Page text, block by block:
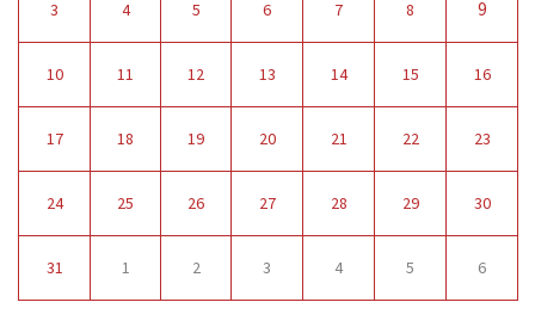
3 4 5 6 7 8 9
10 11 12 13 14 15 16
17 18 19 20 21 22 23
24 25 26 27 28 29 30
31 1 2 3 4 5 6